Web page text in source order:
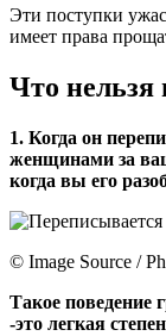
Эти поступки
имеет права
Что
1. Когда он
женщинами за
когда вы его
© Image Source /
Такое поведение
-это легкая